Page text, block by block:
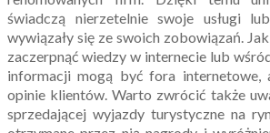
świadczą nierzetelnie swoje usługi
wywiązały się ze swoich zobowiązań.
zaczerpnąć wiedzy w internecie lub
informacji mogą być fora internetowe,
opinie klientów. Warto zwrócić także
sprzedającej wyjazdy turystyczne na